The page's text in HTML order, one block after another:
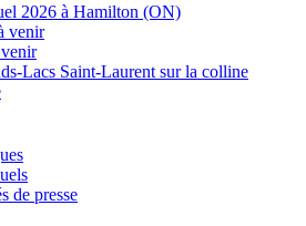
2026 à Hamilton (ON)
venir
Lacs Saint-Laurent sur la colline
de presse